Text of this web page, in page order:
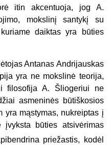
itin akcentuoja, jog A.
mokslinį santykį su
daiktas yra būties
Antanas Andrijauskas
yra ne mokslinė teorija,
filosofija A. Šliogeriui ne
asmeninės būtiškosios
yra mąstymas, nukreiptas į
įvyksta būties atsivėrimas
priežastis, kodėl